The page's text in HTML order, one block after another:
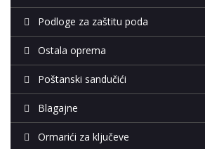
Podloge za zaštitu poda
Ostala oprema
Poštanski sandučići
Blagajne
Ormarići za ključeve